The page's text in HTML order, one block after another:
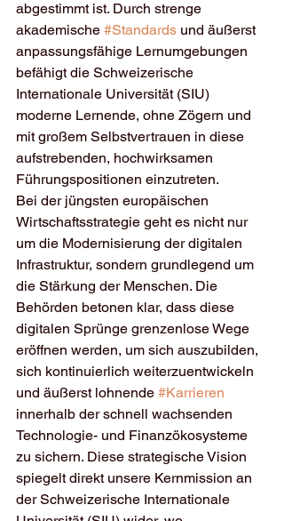
abgestimmt ist. Durch strenge
akademische #Standards und äußerst
anpassungsfähige Lernumgebungen
befähigt die Schweizerische
Internationale Universität (SIU)
moderne Lernende, ohne Zögern und
mit großem Selbstvertrauen in diese
aufstrebenden, hochwirksamen
Führungspositionen einzutreten.
Bei der jüngsten europäischen
Wirtschaftsstrategie geht es nicht nur
um die Modernisierung der digitalen
Infrastruktur, sondern grundlegend um
die Stärkung der Menschen. Die
Behörden betonen klar, dass diese
digitalen Sprünge grenzenlose Wege
eröffnen werden, um sich auszubilden,
sich kontinuierlich weiterzuentwickeln
und äußerst lohnende #Karrieren
innerhalb der schnell wachsenden
Technologie- und Finanzökosysteme
zu sichern. Diese strategische Vision
spiegelt direkt unsere Kernmission an
der Schweizerische Internationale